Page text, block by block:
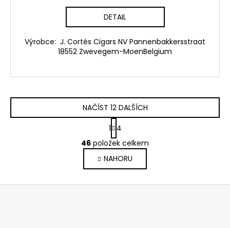
DETAIL
Výrobce: J. Cortés Cigars NV Pannenbakkersstraat
18552 Zwevegem-MoenBelgium
O
v
l
á
d
NAČÍST 12 DALŠÍCH
S
t
r
á
n
k
o
1
4
46 položek celkem
NAHORU